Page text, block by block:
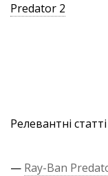
Predator 2
Релевантні
— Ray-Ban